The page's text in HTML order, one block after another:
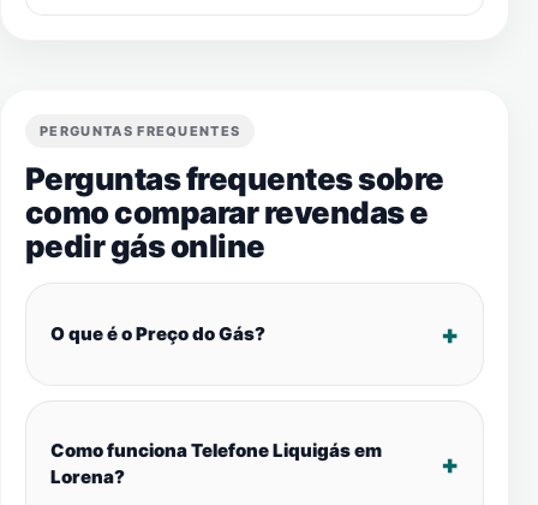
PERGUNTAS FREQUENTES
Perguntas frequentes sobre
como comparar revendas e
pedir gás online
O que é o Preço do Gás?
Como funciona Telefone Liquigás em
Lorena?